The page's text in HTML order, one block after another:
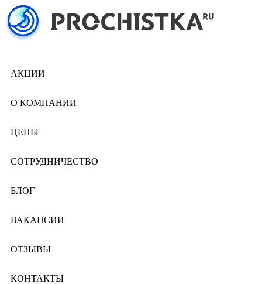
АКЦИИ
О КОМПАНИИ
ЦЕНЫ
СОТРУДНИЧЕСТВО
БЛОГ
ВАКАНСИИ
ОТЗЫВЫ
КОНТАКТЫ